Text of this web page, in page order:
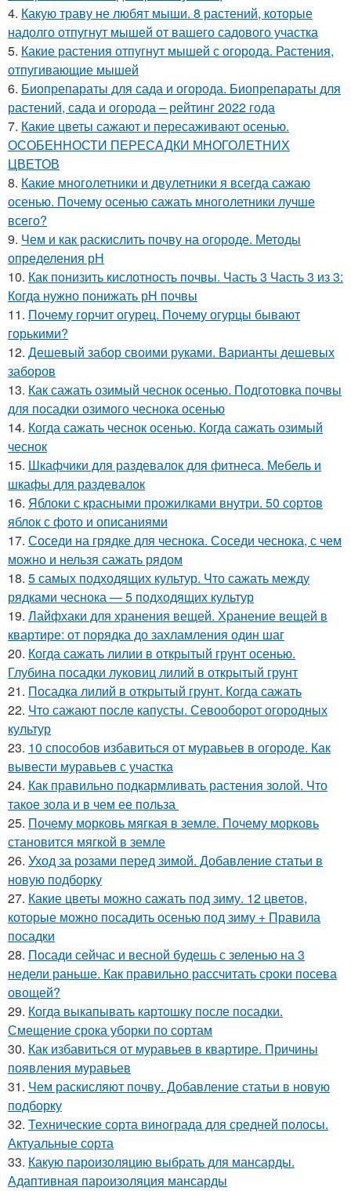
4. Какую траву не любят мыши. 8 растений, которые
надолго отпугнут мышей от вашего садового участка
5. Какие растения отпугнут мышей с огорода. Растения,
отпугивающие мышей
6. Биопрепараты для сада и огорода. Биопрепараты для
растений, сада и огорода – рейтинг 2022 года
7. Какие цветы сажают и пересаживают осенью.
ОСОБЕННОСТИ ПЕРЕСАДКИ МНОГОЛЕТНИХ
ЦВЕТОВ
8. Какие многолетники и двулетники я всегда сажаю
осенью. Почему осенью сажать многолетники лучше
всего?
9. Чем и как раскислить почву на огороде. Методы
определения рН
10. Как понизить кислотность почвы. Часть 3 Часть 3 из 3:
Когда нужно понижать рН почвы
11. Почему горчит огурец. Почему огурцы бывают
горькими?
12. Дешевый забор своими руками. Варианты дешевых
заборов
13. Как сажать озимый чеснок осенью. Подготовка почвы
для посадки озимого чеснока осенью
14. Когда сажать чеснок осенью. Когда сажать озимый
чеснок
15. Шкафчики для раздевалок для фитнеса. Мебель и
шкафы для раздевалок
16. Яблоки с красными прожилками внутри. 50 сортов
яблок с фото и описаниями
17. Соседи на грядке для чеснока. Соседи чеснока, с чем
можно и нельзя сажать рядом
18. 5 самых подходящих культур. Что сажать между
рядками чеснока — 5 подходящих культур
19. Лайфхаки для хранения вещей. Хранение вещей в
квартире: от порядка до захламления один шаг
20. Когда сажать лилии в открытый грунт осенью.
Глубина посадки луковиц лилий в открытый грунт
21. Посадка лилий в открытый грунт. Когда сажать
22. Что сажают после капусты. Севооборот огородных
культур
23. 10 способов избавиться от муравьев в огороде. Как
вывести муравьев с участка
24. Как правильно подкармливать растения золой. Что
такое зола и в чем ее польза
25. Почему морковь мягкая в земле. Почему морковь
становится мягкой в земле
26. Уход за розами перед зимой. Добавление статьи в
новую подборку
27. Какие цветы можно сажать под зиму. 12 цветов,
которые можно посадить осенью под зиму + Правила
посадки
28. Посади сейчас и весной будешь с зеленью на 3
недели раньше. Как правильно рассчитать сроки посева
овощей?
29. Когда выкапывать картошку после посадки.
Смещение срока уборки по сортам
30. Как избавиться от муравьев в квартире. Причины
появления муравьев
31. Чем раскисляют почву. Добавление статьи в новую
подборку
32. Технические сорта винограда для средней полосы.
Актуальные сорта
33. Какую пароизоляцию выбрать для мансарды.
Адаптивная пароизоляция мансарды